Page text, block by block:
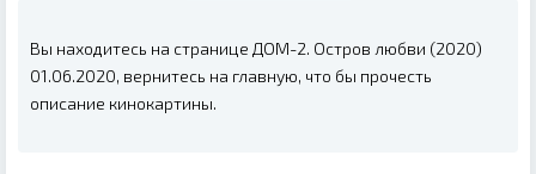
Вы находитесь на странице ДОМ-2. Остров любви (2020)
01.06.2020, вернитесь на главную, что бы прочесть
описание кинокартины.